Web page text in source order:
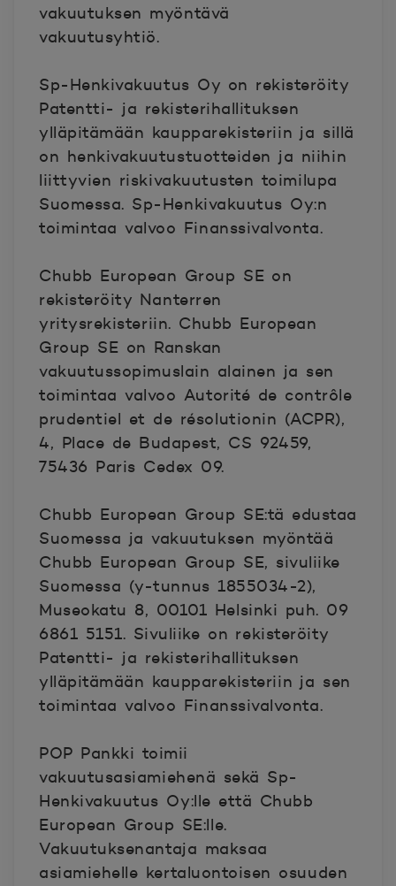
vakuutuksen myöntävä
vakuutusyhtiö.
Sp-Henkivakuutus Oy on rekisteröity
Patentti- ja rekisterihallituksen
ylläpitämään kaupparekisteriin ja sillä
on henkivakuutustuotteiden ja niihin
liittyvien riskivakuutusten toimilupa
Suomessa. Sp-Henkivakuutus Oy:n
toimintaa valvoo Finanssivalvonta.
Chubb European Group SE on
rekisteröity Nanterren
yritysrekisteriin. Chubb European
Group SE on Ranskan
vakuutussopimuslain alainen ja sen
toimintaa valvoo Autorité de contrôle
prudentiel et de résolutionin (ACPR),
4, Place de Budapest, CS 92459,
75436 Paris Cedex 09.
Chubb European Group SE:tä edustaa
Suomessa ja vakuutuksen myöntää
Chubb European Group SE, sivuliike
Suomessa (y-tunnus 1855034-2),
Museokatu 8, 00101 Helsinki puh. 09
6861 5151. Sivuliike on rekisteröity
Patentti- ja rekisterihallituksen
ylläpitämään kaupparekisteriin ja sen
toimintaa valvoo Finanssivalvonta.
POP Pankki toimii
vakuutusasiamiehenä sekä Sp-
Henkivakuutus Oy:lle että Chubb
European Group SE:lle.
Vakuutuksenantaja maksaa
asiamiehelle kertaluontoisen osuuden